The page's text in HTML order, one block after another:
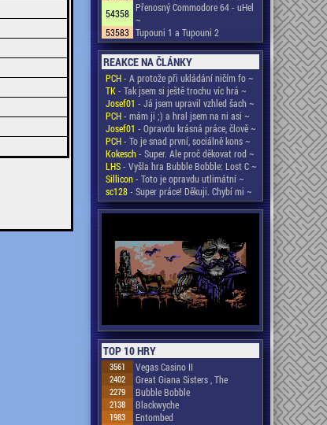
54358 Přenosný Commodore 64 - uHel
~
53583 Tupouni 1 a Tupouni 2
REAKCE NA ČLÁNKY
PCH- A protože při ukládání ničím fo ~
TK- Tak jsem si ještě trochu víc hrá ~
Josef01 - Já jsem upravil vzhled šach ~
PCH- mám ji ;) a hral jsem na ni asi ~
Josef01 - Opravdu krásná práce, člově ~
PCH- To je snad první, sociálně kons ~
Kokesch- Super. Ale proč děkovat rod ~
LHS- Vyšla hra Bubble Bobble: Lost C ~
Sillicon- Toto je opravdu utlimátní ~
sc128- Super práce! Děkuji. Chybí mi ~
TOP 10 HRY
3561 Vegas Casino II
2402 Great Giana Sisters , The
2279 Bubble Bobble
2138 Blackwyche
1983 Entombed